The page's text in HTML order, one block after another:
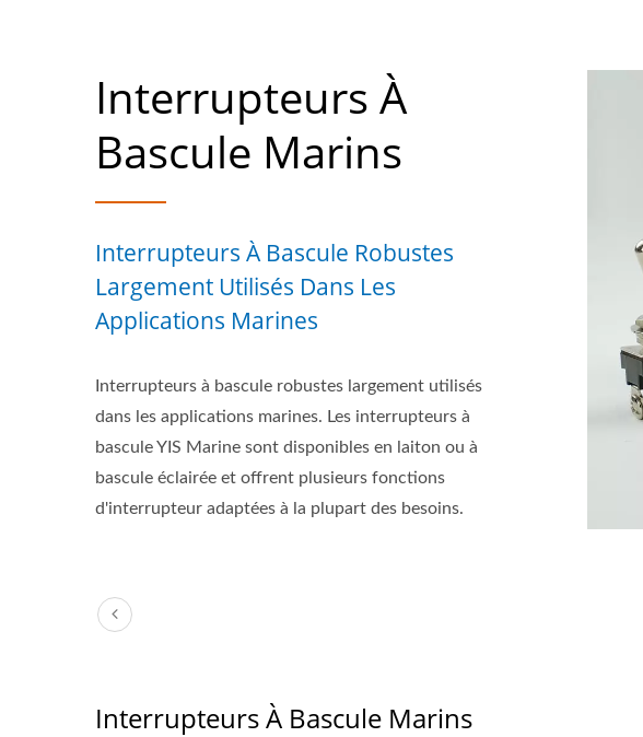
Interrupteurs À
Bascule Marins
Interrupteurs À Bascule Robustes
Largement Utilisés Dans Les
Applications Marines
Interrupteurs à bascule robustes largement utilisés
dans les applications marines. Les interrupteurs à
bascule YIS Marine sont disponibles en laiton ou à
bascule éclairée et offrent plusieurs fonctions
d'interrupteur adaptées à la plupart des besoins.
Interrupteurs À Bascule Marins